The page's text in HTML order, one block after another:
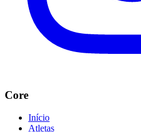
Core
Início
Atletas